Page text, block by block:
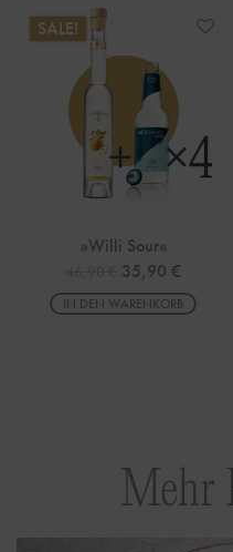
SALE!
»Willi Sour«
Ursprünglicher
35,90€
IN DEN WARENKORB
Mehr